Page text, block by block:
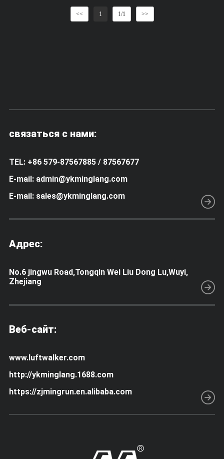
<< 1 1/1 >>
связаться с нами:
TEL: +86 579-87567885 / 87567677
E-mail: admin@ykminglang.com
E-mail: sales@ykminglang.com
Адрес:
No.6 jingwu Road,Tongqin Wei Liu Dong Lu,Wuyi,
Zhejiang
Веб-сайт:
www.luftwalker.com
http://ykminglang.1688.com
https://zjmingrun.en.alibaba.com